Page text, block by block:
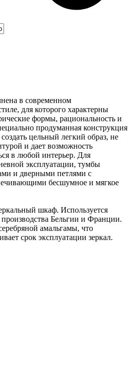
в современном
для которого характерны
формы, рациональность и
продуманная конструкция
создать цельный легкий образ, не
и дает возможность
в любой интерьер. Для
эксплуатации, тумбы
и дверными петлями с
бесшумное и мягкое
шкаф. Используется
производства Бельгии и Франции.
амальгамы, что
срок эксплуатации зеркал.